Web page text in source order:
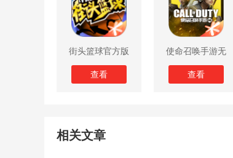
街头篮球官方版
查看
使命召唤手游无
限子弹版
查看
相关文章